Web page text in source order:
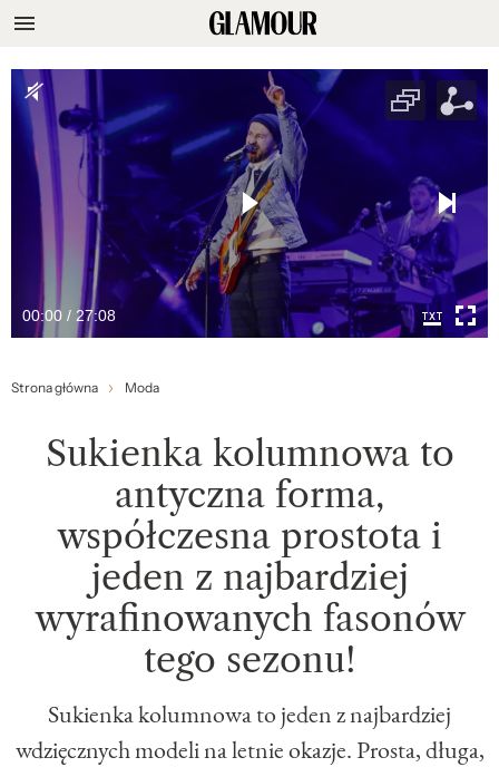
00:00 / 27:08
Strona główna Moda
Sukienka kolumnowa to
antyczna forma,
współczesna prostota i
jeden z najbardziej
wyrafinowanych fasonów
tego sezonu!
Sukienka kolumnowa to jeden z najbardziej
wdzięcznych modeli na letnie okazje. Prosta, długa,